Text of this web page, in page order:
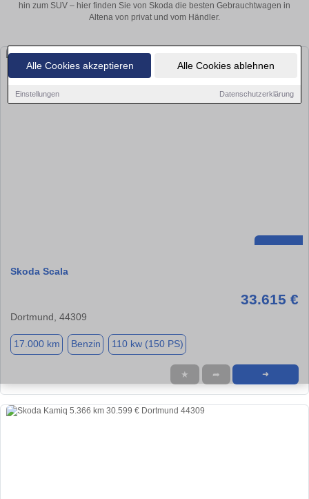
Alle Cookies akzeptieren Alle Cookies ablehnen
Einstellungen Datenschutzerklärung
hin zum SUV – hier finden Sie von Skoda die besten Gebrauchtwagen in
Altena von privat und vom Händler.
Skoda Scala
33.615 €
Dortmund, 44309
17.000 km Benzin 110 kw (150 PS)
★ ➦ ➜